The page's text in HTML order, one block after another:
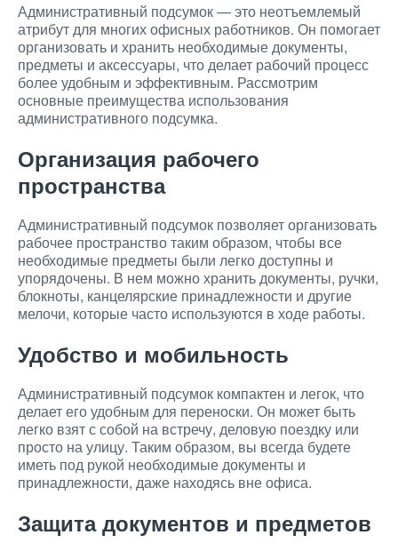
Административный подсумок — это неотъемлемый
атрибут для многих офисных работников. Он помогает
организовать и хранить необходимые документы,
предметы и аксессуары, что делает рабочий процесс
более удобным и эффективным. Рассмотрим
основные преимущества использования
административного подсумка.
Организация рабочего
пространства
Административный подсумок позволяет организовать
рабочее пространство таким образом, чтобы все
необходимые предметы были легко доступны и
упорядочены. В нем можно хранить документы, ручки,
блокноты, канцелярские принадлежности и другие
мелочи, которые часто используются в ходе работы.
Удобство и мобильность
Административный подсумок компактен и легок, что
делает его удобным для переноски. Он может быть
легко взят с собой на встречу, деловую поездку или
просто на улицу. Таким образом, вы всегда будете
иметь под рукой необходимые документы и
принадлежности, даже находясь вне офиса.
Защита документов и предметов